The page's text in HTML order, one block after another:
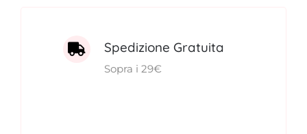
Spedizione Gratuita
Sopra i 29€